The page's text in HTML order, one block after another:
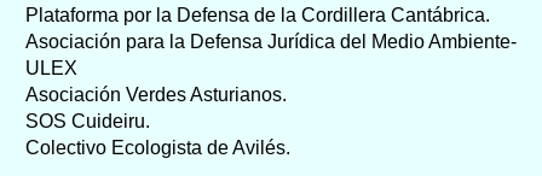
Plataforma por la Defensa de la Cordillera Cantábrica.
Asociación para la Defensa Jurídica del Medio Ambiente-
ULEX
Asociación Verdes Asturianos.
SOS Cuideiru.
Colectivo Ecologista de Avilés.